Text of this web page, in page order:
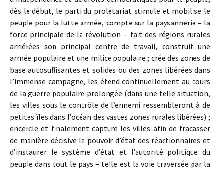
dès le début, le parti du prolétariat stimule et mobilise le
peuple pour la lutte armée, compte sur la paysannerie – la
force principale de la révolution – fait des régions rurales
arriérées son principal centre de travail, construit une
armée populaire et une milice populaire ; crée des zones de
base autosuffisantes et solides ou des zones libérées dans
l’immense campagne, les étend continuellement au cours
de la guerre populaire prolongée (dans une telle situation,
les villes sous le contrôle de l’ennemi ressembleront à de
petites îles dans l’océan des vastes zones rurales libérées) ;
encercle et finalement capture les villes afin de fracasser
de manière décisive le pouvoir d’état des réactionnaires et
d’instaurer le système d’état et l’autorité politique du
peuple dans tout le pays – telle est la voie traversée par la